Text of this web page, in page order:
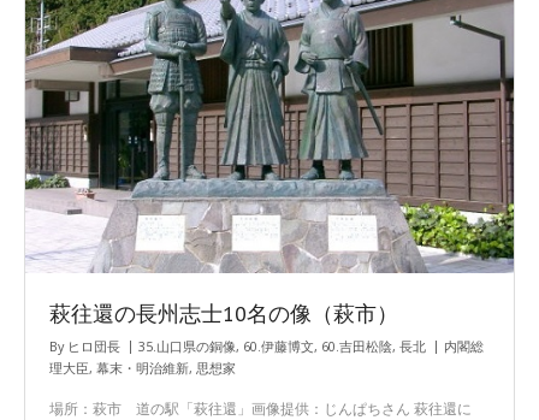
萩往還の長州志士10名の像（萩市）
By ヒロ団長 35.山口県の銅像, 60.伊藤博文, 60.吉田松陰, 長北
内閣総
理大臣, 幕末・明治維新, 思想家
場所：萩市 道の駅「萩往還」画像提供：じんぱちさん 萩往還に